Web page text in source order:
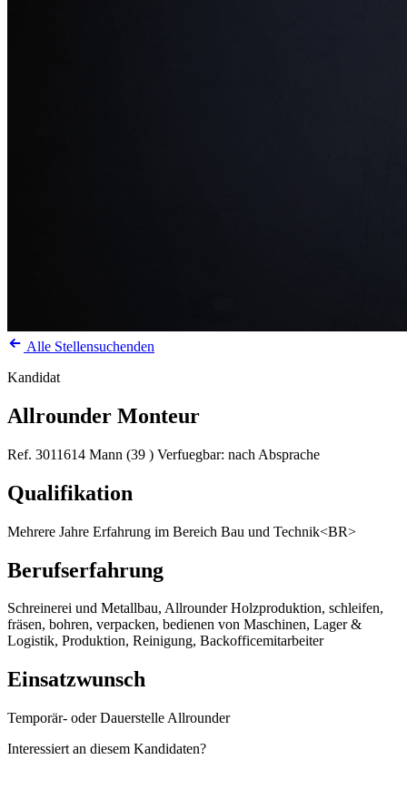
Alle Stellensuchenden
Kandidat
Allrounder Monteur
Ref. 3011614 Mann (39 ) Verfuegbar: nach Absprache
Qualifikation
Mehrere Jahre Erfahrung im Bereich Bau und Technik<BR>
Berufserfahrung
Schreinerei und Metallbau, Allrounder Holzproduktion, schleifen,
fräsen, bohren, verpacken, bedienen von Maschinen, Lager &
Logistik, Produktion, Reinigung, Backofficemitarbeiter
Einsatzwunsch
Temporär- oder Dauerstelle Allrounder
Interessiert an diesem Kandidaten?